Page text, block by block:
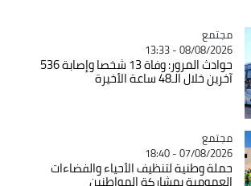
Catégorie
مجتمع
08/08/2026 - 13:33
حوادث المرور: وفاة 13 شخصا وإصابة 536
آخرين خلال الـ48 ساعة الأخيرة
Catégorie
مجتمع
07/08/2026 - 18:40
حملة وطنية لتنظيف الأحياء والفضاءات
العمومية بمشاركة المواطنين